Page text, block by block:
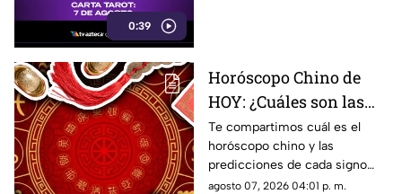
0:39
Horóscopo Chino de
HOY: ¿Cuáles son las
predicciones de este 7
de agosto de 2026 para
cada signo del zodiaco?
Te compartimos cuál es el
horóscopo chino y las
predicciones de cada signo
para el día de hoy, viernes 7 de
agosto 07, 2026 04:01 p. m.